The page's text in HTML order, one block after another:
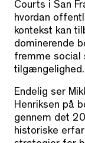
Courts i San
hvordan
kontekst kan
dominerende
fremme social
tilgængelighed.
Endelig ser
Henriksen på
gennem det
historiske